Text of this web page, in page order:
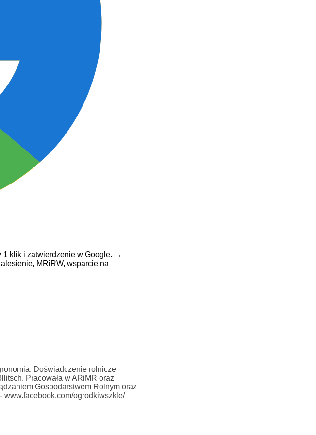
1 klik i zatwierdzenie w Google. →
MRiRW, wsparcie na
Doświadczenie rolnicze
Pracowała w ARiMR oraz
Gospodarstwem Rolnym oraz
ogrodkiwszkle/